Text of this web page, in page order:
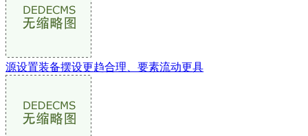
源设置装备摆设更趋合理、要素流动更具